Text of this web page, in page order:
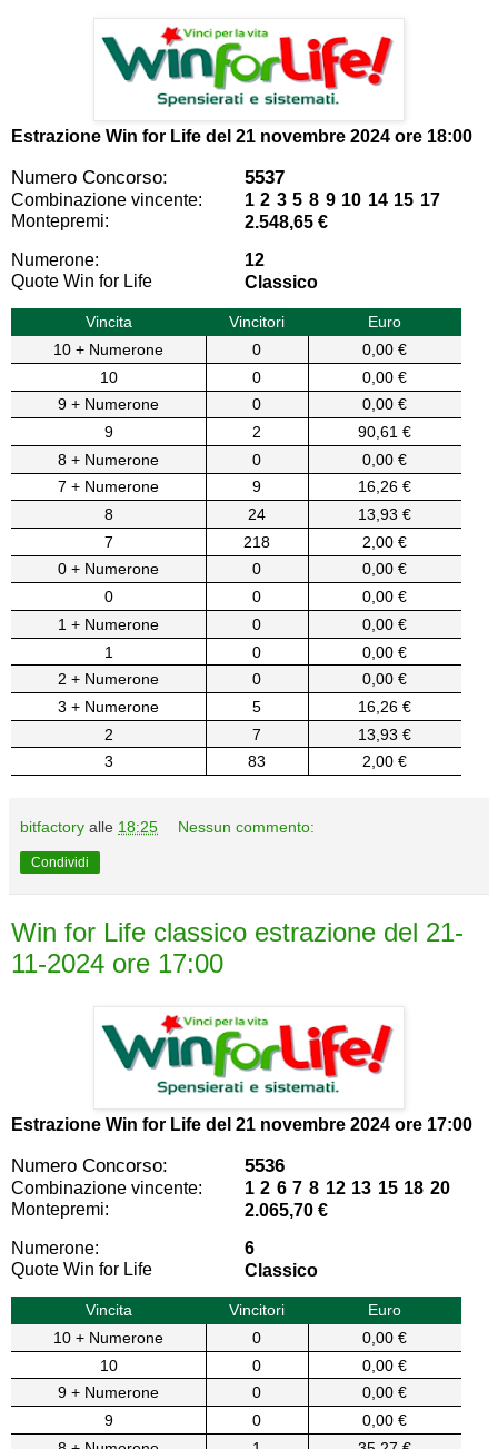
Estrazione Win for Life del 21 novembre 2024 ore 18:00
Numero Concorso: 5537
Combinazione vincente:
1 2 3 5 8 9 10 14 15 17
Montepremi:
2.548,65 €
Numerone:
12
Quote Win for Life
Classico
Vincita Vincitori
Euro
10 + Numerone
0
0,00 €
10
0
0,00 €
9 + Numerone
0
0,00 €
9
2
90,61 €
8 + Numerone
0
0,00 €
7 + Numerone
9
16,26 €
8
24
13,93 €
7
218
2,00 €
0 + Numerone
0
0,00 €
0
0
0,00 €
1 + Numerone
0
0,00 €
1
0
0,00 €
2 + Numerone
0
0,00 €
3 + Numerone
5
16,26 €
2
7
13,93 €
3
83 2,00 €
bitfactory alle 18:25 Nessun commento:
Condividi
Win for Life classico estrazione del 21-
11-2024 ore 17:00
Estrazione Win for Life del 21 novembre 2024 ore 17:00
Numero Concorso: 5536
Combinazione vincente:
1 2 6 7 8 12 13 15 18 20
Montepremi:
2.065,70 €
Numerone:
6
Quote Win for Life
Classico
Vincita Vincitori
Euro
10 + Numerone
0
0,00 €
10
0
0,00 €
9 + Numerone
0
0,00 €
9
0
0,00 €